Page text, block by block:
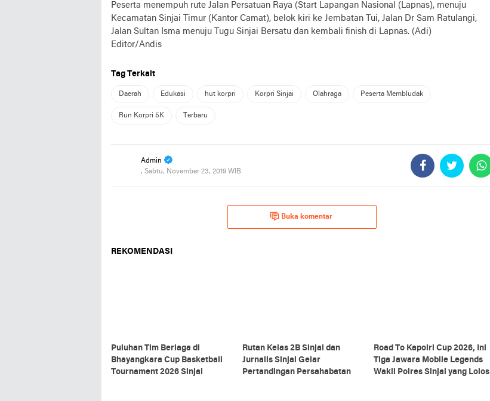
Peserta menempuh rute Jalan Persatuan Raya (Start Lapangan Nasional (Lapnas), menuju
Kecamatan Sinjai Timur (Kantor Camat), belok kiri ke Jembatan Tui, Jalan Dr Sam Ratulangi,
Jalan Sultan Isma menuju Tugu Sinjai Bersatu dan kembali finish di Lapnas. (Adi)
Editor/Andis
Tag Terkait
Daerah Edukasi hut korpri Korpri Sinjai Olahraga Peserta Membludak
Run Korpri 5K Terbaru
Admin
, Sabtu, November 23, 2019 WIB
Buka komentar
REKOMENDASI
Puluhan Tim Berlaga di
Bhayangkara Cup Basketball
Tournament 2026 Sinjai
Rutan Kelas 2B Sinjai dan
Jurnalis Sinjai Gelar
Pertandingan Persahabatan
Road To Kapolri Cup 2026, Ini
Tiga Jawara Mobile Legends
Wakil Polres Sinjai yang Lolos